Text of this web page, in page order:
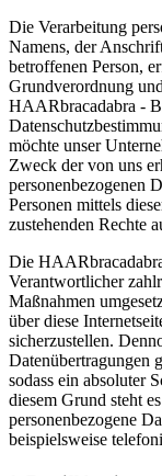
Die Verarbeitung
Namens, der
betroffenen Person,
Grundverordnung
HAARbracadabra -
möchte unser
Zweck der von uns
personenbezogenen
Personen mittels
zustehenden Rechte
Die
Verantwortlicher
Maßnahmen
über diese
sicherzustellen.
Datenübertragungen
sodass ein absoluter
diesem Grund steht
personenbezogene
beispielsweise